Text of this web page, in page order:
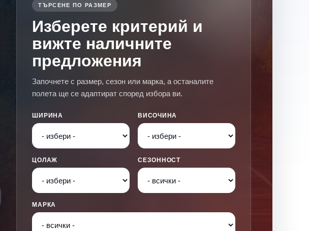
ТЪРСЕНЕ ПО РАЗМЕР
Изберете критерий и
вижте наличните
предложения
Започнете с размер, сезон или марка, а останалите
полета ще се адаптират според избора ви.
ШИРИНА ВИСОЧИНА
ЦОЛАЖ СЕЗОННОСТ
МАРКА